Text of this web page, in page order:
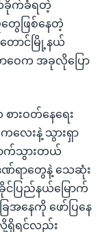
က်ခိုက်ခံရတဲ့
တွေဖြစ်နေတဲ့
ောင်မြို့နယ်
ဝေက အခုလိုပြော
ားဝတ်နေရေး
လေးနဲ့ သွားရှာ
ာက်သွားတယ်
ရာတွေနဲ့ သေဆုံး
ပြည်နယ်မြောက်
အနေကို ဖော်ပြနေ
ရှိရင်လည်း